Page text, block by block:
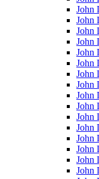
John
John
John
John
John
John
John
John
John
John
John
John
John
John
John
John